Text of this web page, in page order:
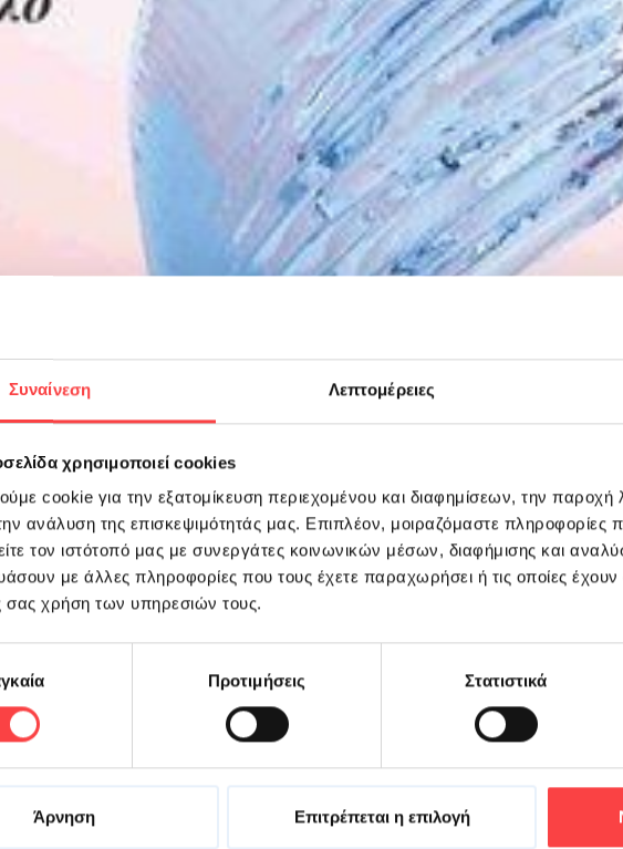
Συναίνεση Λεπτομέρειες
χρησιμοποιεί cookies
cookie για την εξατομίκευση περιεχομένου και διαφημίσεων, την παροχή
ανάλυση της επισκεψιμότητάς μας. Επιπλέον, μοιραζόμαστε
τον ιστότοπό μας με συνεργάτες κοινωνικών μέσων, διαφήμισης και
με άλλες πληροφορίες που τους έχετε παραχωρήσει ή τις οποίες
σας χρήση των υπηρεσιών τους.
Προτιμήσεις Στατιστικά
Άρνηση Επιτρέπεται η επιλογή